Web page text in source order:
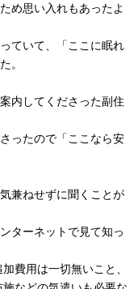
め思い入れもあったよ
ていて、「ここに眠れ
。
内してくださった副住
ったので「ここなら安
兼ねせずに聞くことが
ターネットで見て知っ
費用は一切無いこと、